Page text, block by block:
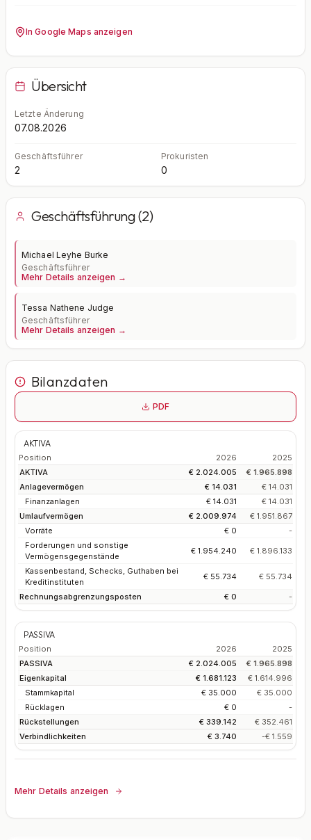
In Google Maps anzeigen
Übersicht
Letzte Änderung
07.08.2026
Geschäftsführer
2
Prokuristen
0
Geschäftsführung (2)
Michael Leyhe Burke
Geschäftsführer
Mehr Details anzeigen →
Tessa Nathene Judge
Geschäftsführer
Mehr Details anzeigen →
Bilanzdaten
PDF
AKTIVA
Position 2026
2025
AKTIVA
€ 2.024.005
€ 1.965.898
Anlagevermögen
€ 14.031
€ 14.031
Finanzanlagen
€ 14.031
€ 14.031
Umlaufvermögen
€ 2.009.974
€ 1.951.867
Vorräte
€ 0
-
Forderungen und sonstige
Vermögensgegenstände
€ 1.954.240 € 1.896.133
Kassenbestand, Schecks, Guthaben bei
Kreditinstituten
€ 55.734 € 55.734
Rechnungsabgrenzungsposten € 0 -
PASSIVA
Position 2026
2025
PASSIVA
€ 2.024.005
€ 1.965.898
Eigenkapital
€ 1.681.123
€ 1.614.996
Stammkapital
€ 35.000
€ 35.000
Rücklagen
€ 0
-
Rückstellungen
€ 339.142
€ 352.461
Verbindlichkeiten
€ 3.740 -€ 1.559
Mehr Details anzeigen